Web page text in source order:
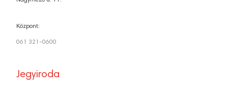
Központ:
061 321-0600
Jegyiroda